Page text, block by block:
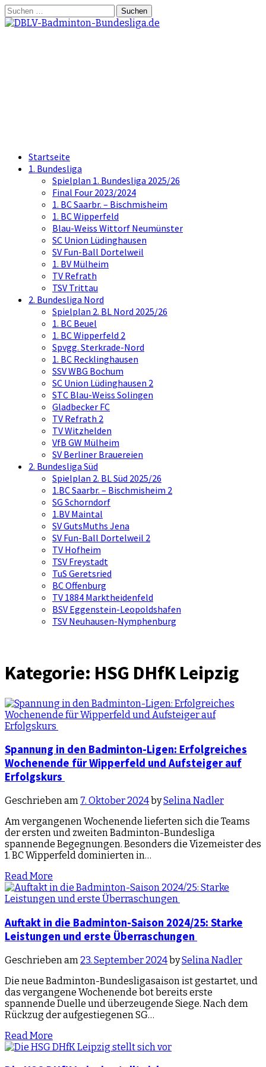
Springe
zum
Suchen
nach:
Startseite
1. Bundesliga
Spielplan 1. Bundesliga 2025/26
Final Four 2023/2024
1. BC Saarbr. – Bischmisheim
1. BC Wipperfeld
Blau-Weiss Wittorf Neumünster
SC Union Lüdinghausen
SV Fun-Ball Dortelweil
1. BV Mülheim
TV Refrath
TSV Trittau
2. Bundesliga Nord
Spielplan 2. BL Nord 2025/26
1. BC Beuel
1. BC Wipperfeld 2
Spvgg. Sterkrade-Nord
1. BC Recklinghausen
SSV WBG Bochum
SC Union Lüdinghausen 2
STC Blau-Weiss Solingen
Gladbecker FC
TV Refrath 2
TV Witzhelden
VfB GW Mülheim
SV Berliner Brauereien
2. Bundesliga Süd
Spielplan 2. BL Süd 2025/26
1.BC Saarbr. – Bischmisheim 2
SG Schorndorf
1.BV Maintal
SV GutsMuths Jena
SV Fun-Ball Dortelweil 2
TV Hofheim
TSV Freystadt
TuS Geretsried
BC Offenburg
TV 1884 Marktheidenfeld
BSV Eggenstein-Leopoldshafen
TSV Neuhausen-Nymphenburg
Kategorie: HSG DHfK Leipzig
Spannung in den Badminton-Ligen: Erfolgreiches
Wochenende für Wipperfeld und Aufsteiger auf
Erfolgskurs
Geschrieben am 7. Oktober 2024bySelina Nadler
Am vergangenen Wochenende lieferten sich die Teams
der ersten und zweiten Badminton-Bundesliga
spannende Begegnungen. Besonders die Vizemeister des
1. BC Wipperfeld dominierten in…
Read More
Auftakt in die Badminton-Saison 2024/25: Starke
Leistungen und erste Überraschungen
Geschrieben am 23. September 2024bySelina Nadler
Die neue Badminton-Bundesligasaison ist gestartet, und
das vergangene Wochenende bot bereits erste
spannende Duelle und überzeugende Siege. Nach dem
Rückzug der aufgestiegenen SG…
Read More